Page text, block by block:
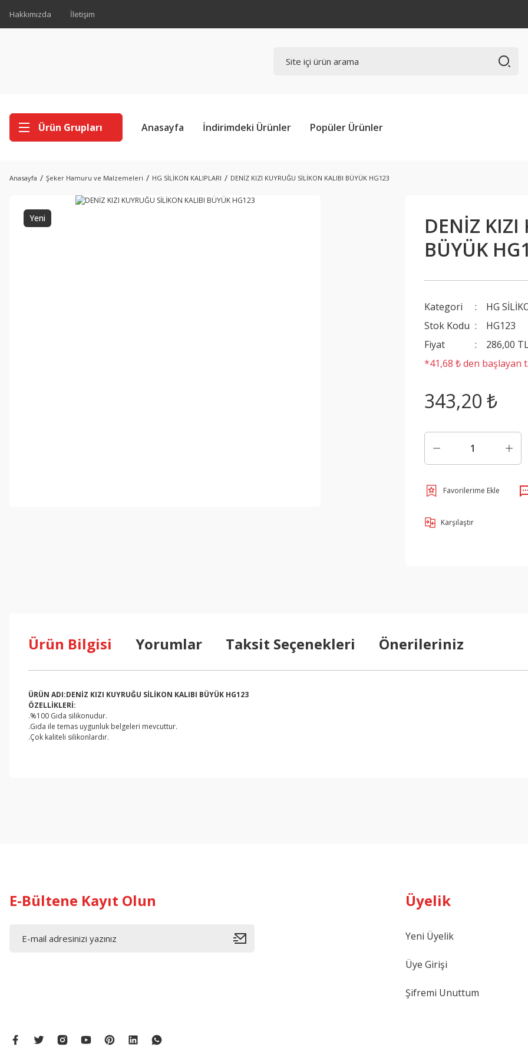
Hakkımızda İletişim
Ürün Grupları Anasayfa İndirimdeki Ürünler Popüler Ürünler
Anasayfa Şeker Hamuru ve Malzemeleri HG SİLİKON KALIPLARI DENİZ KIZI KUYRUĞU SİLİKON KALIBI BÜYÜK HG123
Yeni
DENİZ KIZI
BÜYÜK
Kategori
HG
Stok Kodu
HG123
Fiyat
286,00
*41,68 ₺ den başlayan
343,20 ₺
Karşılaştır
Ürün Bilgisi Yorumlar Taksit Seçenekleri Önerileriniz
ÜRÜN ADI:DENİZ KIZI KUYRUĞU SİLİKON KALIBI BÜYÜK HG123
ÖZELLİKLERİ:
.%100 Gıda silikonudur.
.Gıda ile temas uygunluk belgeleri mevcuttur.
.Çok kaliteli silikonlardır.
E-Bültene Kayıt Olun Üyelik
Yeni Üyelik
Üye Girişi
Şifremi Unuttum